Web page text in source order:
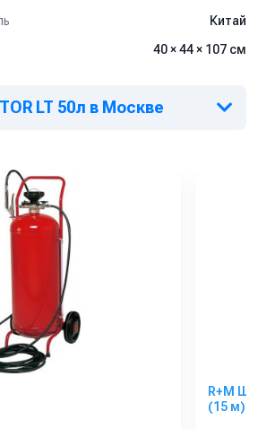
Китай
40 × 44 × 107 см
LT 50л в Москве
R+M
(15 м)